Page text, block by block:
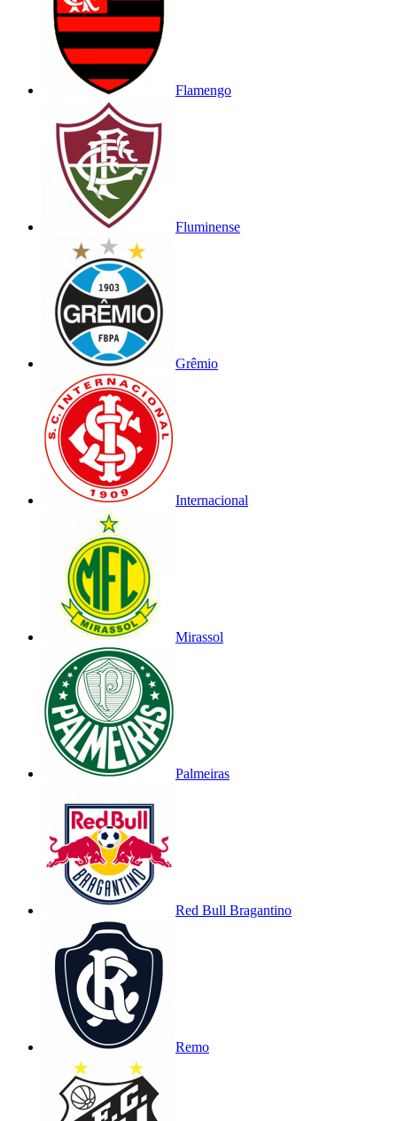
Flamengo
Fluminense
Grêmio
Internacional
Mirassol
Palmeiras
Red Bull Bragantino
Remo